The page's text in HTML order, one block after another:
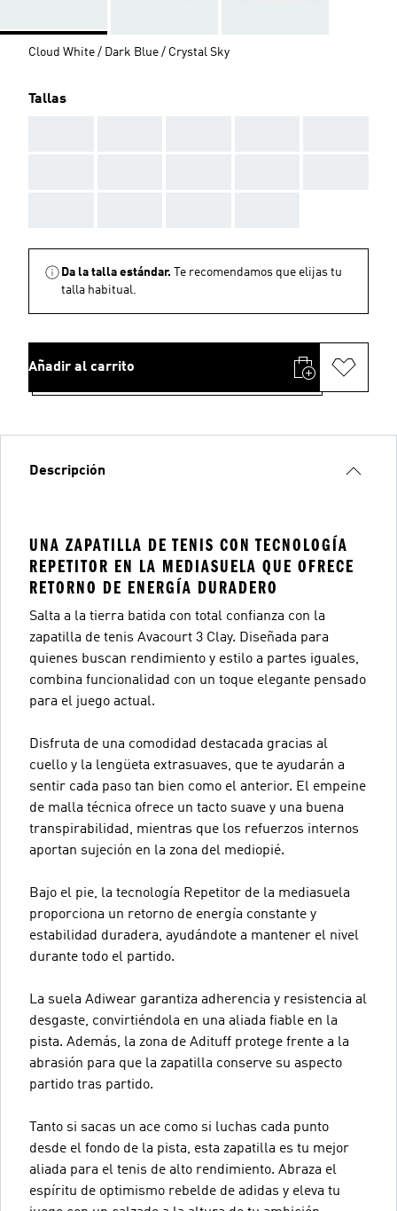
Cloud White / Dark Blue / Crystal Sky
Tallas
Da la talla estándar.
Te recomendamos que elijas tu
talla habitual.
Añadir al carrito
Descripción
UNA ZAPATILLA DE TENIS CON TECNOLOGÍA
REPETITOR EN LA MEDIASUELA QUE OFRECE
RETORNO DE ENERGÍA DURADERO
Salta a la tierra batida con total confianza con la
zapatilla de tenis Avacourt 3 Clay. Diseñada para
quienes buscan rendimiento y estilo a partes iguales,
combina funcionalidad con un toque elegante pensado
para el juego actual.
Disfruta de una comodidad destacada gracias al
cuello y la lengüeta extrasuaves, que te ayudarán a
sentir cada paso tan bien como el anterior. El empeine
de malla técnica ofrece un tacto suave y una buena
transpirabilidad, mientras que los refuerzos internos
aportan sujeción en la zona del mediopié.
Bajo el pie, la tecnología Repetitor de la mediasuela
proporciona un retorno de energía constante y
estabilidad duradera, ayudándote a mantener el nivel
durante todo el partido.
La suela Adiwear garantiza adherencia y resistencia al
desgaste, convirtiéndola en una aliada fiable en la
pista. Además, la zona de Adituff protege frente a la
abrasión para que la zapatilla conserve su aspecto
partido tras partido.
Tanto si sacas un ace como si luchas cada punto
desde el fondo de la pista, esta zapatilla es tu mejor
aliada para el tenis de alto rendimiento. Abraza el
espíritu de optimismo rebelde de adidas y eleva tu